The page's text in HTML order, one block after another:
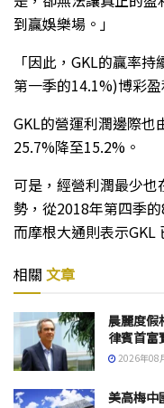
到贏娛樂場。」
「因此，GKL的贏率
第一季的14.1%)博彩
GKL的營運利潤邊際也
25.7%降至15.2%。
可是，經營利潤最少
勢，從2018年第四季
而摩根大通則表示GKL
相關 文章
晨麗度假
律賓首富
2026年08
美高梅中